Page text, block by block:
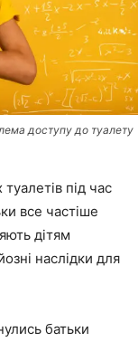
доступу до туалету
під час
все частіше
дітям
наслідки для
батьки